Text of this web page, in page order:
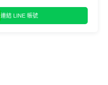
連結 LINE 帳號